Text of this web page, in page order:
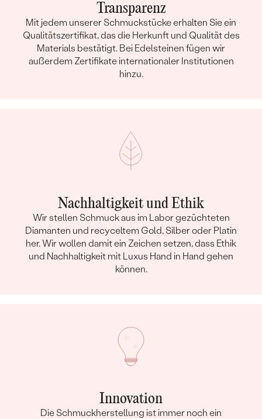
Transparenz
Mit jedem unserer Schmuckstücke erhalten Sie ein
Qualitätszertifikat, das die Herkunft und Qualität des
Materials bestätigt. Bei Edelsteinen fügen wir
außerdem Zertifikate internationaler Institutionen
hinzu.
Nachhaltigkeit und Ethik
Wir stellen Schmuck aus im Labor gezüchteten
Diamanten und recyceltem Gold, Silber oder Platin
her. Wir wollen damit ein Zeichen setzen, dass Ethik
und Nachhaltigkeit mit Luxus Hand in Hand gehen
können.
Innovation
Die Schmuckherstellung ist immer noch ein